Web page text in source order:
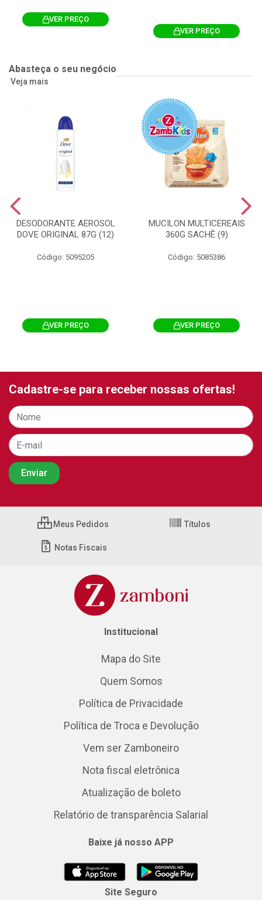
VER PREÇO
VER PREÇO
Abasteça o seu negócio
Veja mais
DESODORANTE AEROSOL
DOVE ORIGINAL 87G (12)
Código: 5095205
VER PREÇO
MUCILON MULTICEREAIS
360G SACHÊ (9)
Código: 5085386
VER PREÇO
Cadastre-se para receber nossas ofertas!
Meus Pedidos Títulos
Notas Fiscais
Institucional
Mapa do Site
Quem Somos
Política de Privacidade
Política de Troca e Devolução
Vem ser Zamboneiro
Nota fiscal eletrônica
Atualização de boleto
Relatório de transparência Salarial
Baixe já nosso APP
Site Seguro